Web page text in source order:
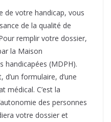
de votre handicap, vous
de la qualité de
remplir votre dossier,
la Maison
handicapées (MDPH).
formulaire, d’une
médical. C’est la
des personnes
votre dossier et